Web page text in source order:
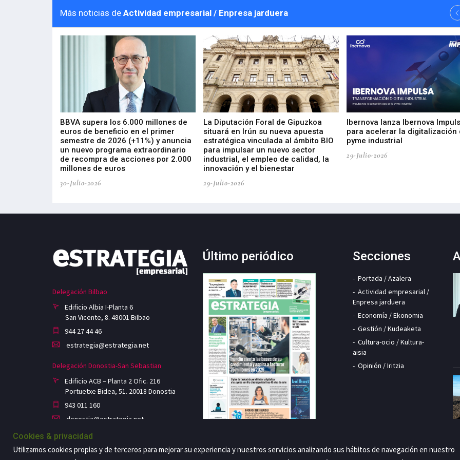
Más noticias de Actividad empresarial / Enpresa jarduera
BBVA supera los 6.000 millones de
euros de beneficio en el primer
semestre de 2026 (+11%) y anuncia
un nuevo programa extraordinario
de recompra de acciones por 2.000
millones de euros
30-Julio-2026
La Diputación Foral de Gipuzkoa
situará en Irún su nueva apuesta
estratégica vinculada al ámbito BIO
para impulsar un nuevo sector
industrial, el empleo de calidad, la
innovación y el bienestar
29-Julio-2026
Ibernova lanza Ibernova
para acelerar la digitalización
pyme industrial
29-Julio-2026
Delegación Bilbao
Edificio Albia I-Planta 6
San Vicente, 8. 48001 Bilbao
944 27 44 46
estrategia@estrategia.net
Delegación Donostia-San Sebastian
Edificio ACB – Planta 2 Ofic. 216
Portuetxe Bidea, 51. 20018 Donostia
943 011 160
donostia@estrategia.net
Último periódico Secciones
Portada / Azalera
Actividad empresarial /
Enpresa jarduera
Economía / Ekonomia
Gestión / Kudeaketa
Cultura-ocio / Kultura-
aisia
Opinión / Iritzia
Cookies & privacidad
Utilizamos cookies propias y de terceros para mejorar su experiencia y nuestros servicios analizando sus hábitos de navegación en nuestro